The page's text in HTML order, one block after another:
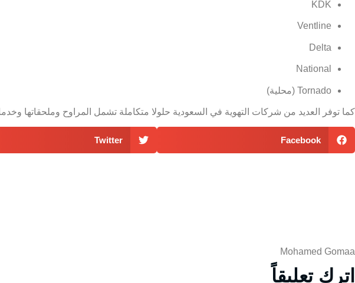
KDK
Ventline
Delta
National
Tornado (محلية)
كما توفر العديد من شركات التهوية في السعودية حلولا متكاملة تشمل المراوح وملحقاتها
Facebook
Twitter
Mohamed Gomaa
اترك تعليقاً